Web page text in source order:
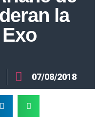
la
07/08/2018